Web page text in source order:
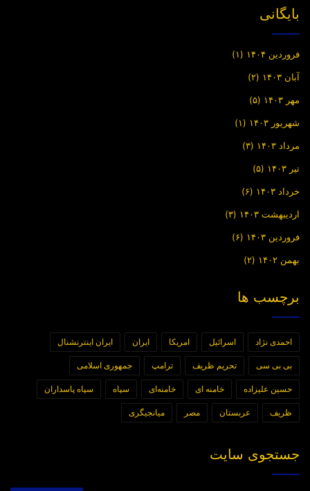
بایگانی
فروردین ۱۴۰۴ (۱)
آبان ۱۴۰۳ (۲)
مهر ۱۴۰۳ (۵)
شهریور ۱۴۰۳ (۱)
مرداد ۱۴۰۳ (۳)
تیر ۱۴۰۳ (۵)
خرداد ۱۴۰۳ (۶)
اردیبهشت ۱۴۰۳ (۳)
فروردین ۱۴۰۳ (۶)
بهمن ۱۴۰۲ (۲)
برچسب ها
احمدی نژاد اسرائیل امریکا ایران ایران اینترنشنال
بی بی سی تحریم ظریف ترامپ جمهوری اسلامی
حسین علیزاده خامنه ای خامنه‌ای سپاه سپاه پاسداران
ظریف عربستان مصر میانجیگری
جستجوی سایت